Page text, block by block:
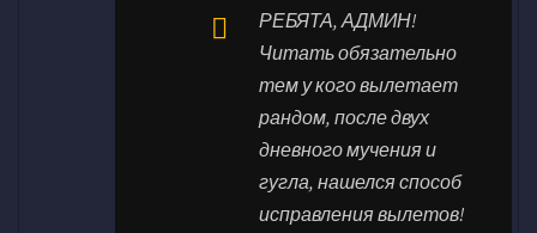
РЕБЯТА, АДМИН!
Читать обязательно
тем у кого вылетает
рандом, после двух
дневного мучения и
гугла, нашелся способ
исправления вылетов!